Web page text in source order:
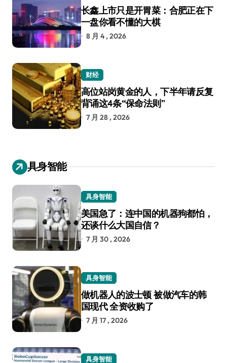
长鑫上市只是开胃菜：合肥正在下
一盘你看不懂的大棋
8 月 4 , 2026
财经
高位站岗黄金的人，下半年请反复
背诵这4条“保命法则”
7 月 28 , 2026
具身智能
具身智能
美国急了：连中国的机器狗都怕，
还谈什么大国自信？
7 月 30 , 2026
具身智能
做机器人的波士顿 被做汽车的韩
国现代 全资收购了
7 月 17 , 2026
具身智能